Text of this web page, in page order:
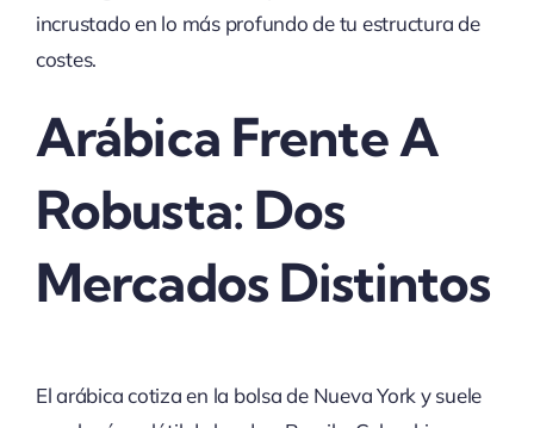
incrustado en lo más profundo de tu estructura de
costes.
Arábica Frente A
Robusta: Dos
Mercados Distintos
El arábica cotiza en la bolsa de Nueva York y suele